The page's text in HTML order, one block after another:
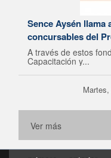
Sence Aysén
concursables del
A través de estos
Capacitación y...
Ver más